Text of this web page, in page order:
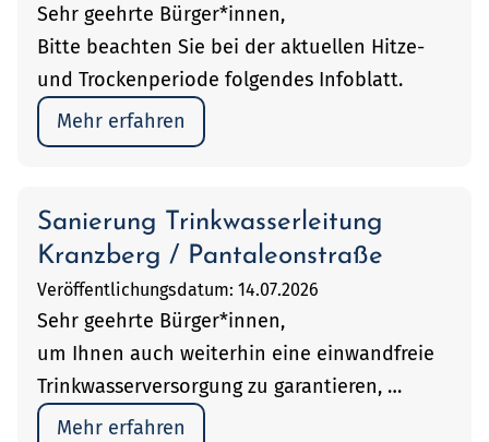
Sehr geehrte Bürger*innen,
Bitte beachten Sie bei der aktuellen Hitze-
und Trockenperiode folgendes Infoblatt.
Mehr erfahren
Sanierung Trinkwasserleitung
Kranzberg / Pantaleonstraße
Veröffentlichungsdatum: 14.07.2026
Sehr geehrte Bürger*innen,
um Ihnen auch weiterhin eine einwandfreie
Trinkwasserversorgung zu garantieren, …
Mehr erfahren